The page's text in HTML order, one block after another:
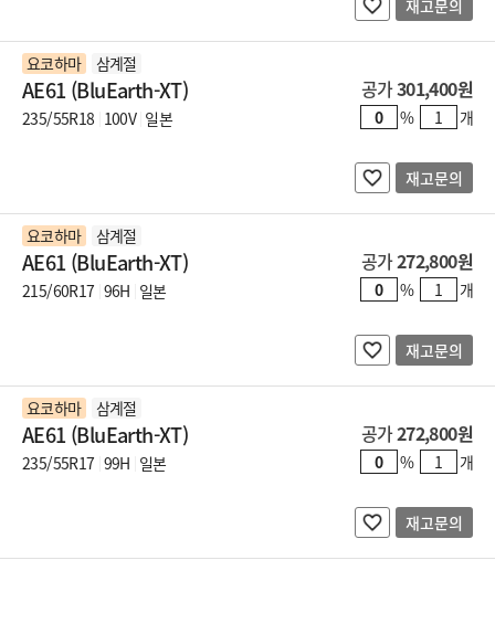
재고문의
요코하마 삼계절
AE61 (BluEarth-XT)
235/55R18 100V 일본
공가301,400원
% 개
재고문의
요코하마 삼계절
AE61 (BluEarth-XT)
215/60R17 96H 일본
공가272,800원
% 개
재고문의
요코하마 삼계절
AE61 (BluEarth-XT)
235/55R17 99H 일본
공가272,800원
% 개
재고문의